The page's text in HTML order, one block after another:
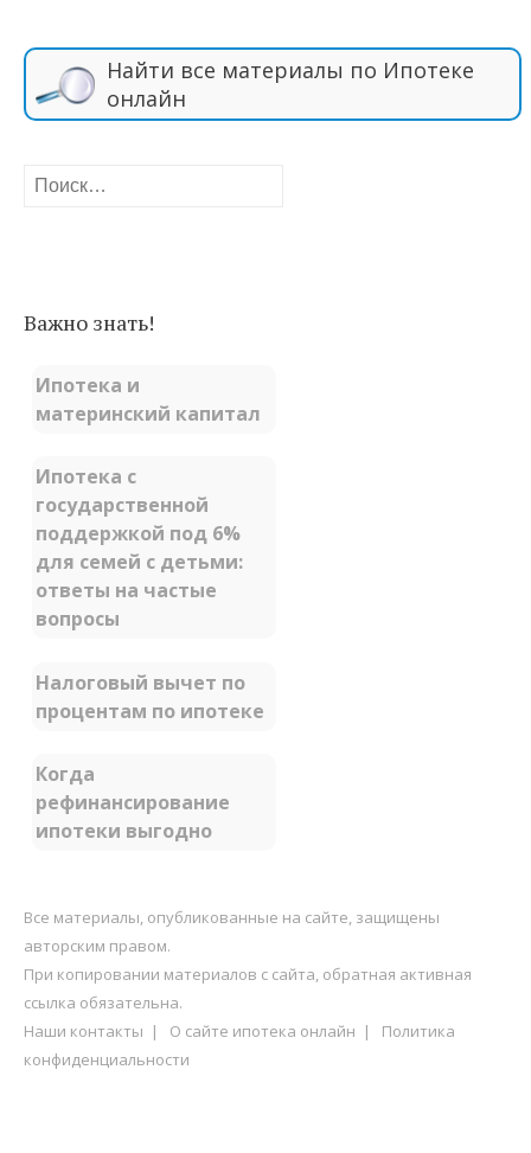
Найти все материалы по Ипотеке
онлайн
Найти:
Важно знать!
Ипотека и
материнский капитал
Ипотека с
государственной
поддержкой под 6%
для семей с детьми:
ответы на частые
вопросы
Налоговый вычет по
процентам по ипотеке
Когда
рефинансирование
ипотеки выгодно
Все материалы, опубликованные на сайте, защищены
авторским правом.
При копировании материалов с сайта, обратная активная
ссылка обязательна.
Наши контакты | О сайте ипотека онлайн | Политика
конфиденциальности